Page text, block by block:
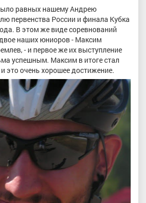
равных нашему Андрею
первенства России и финала Кубка
В этом же виде соревнований
наших юниоров - Максим
- и первое же их выступление
успешным. Максим в итоге стал
это очень хорошее достижение.